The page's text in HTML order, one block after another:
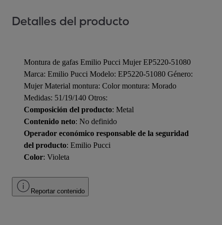
Detalles del producto
Montura de gafas Emilio Pucci Mujer EP5220-51080
Marca: Emilio Pucci Modelo: EP5220-51080 Género:
Mujer Material montura: Color montura: Morado
Medidas: 51/19/140 Otros:
Composición del producto: Metal
Contenido neto: No definido
Operador económico responsable de la seguridad
del producto: Emilio Pucci
Color: Violeta
Reportar contenido